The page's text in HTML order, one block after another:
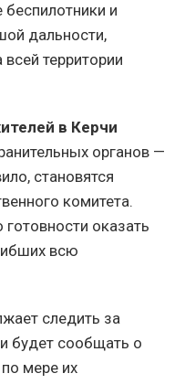
и
дальности,
территории
в Керчи
органов —
становятся
комитета.
готовности оказать
всю
следить за
будет сообщать о
мере их